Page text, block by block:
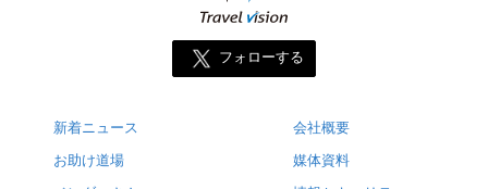
フォローする
新着ニュース
お助け道場
会社概要
媒体資料